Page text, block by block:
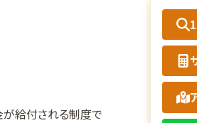
が給付される制度で